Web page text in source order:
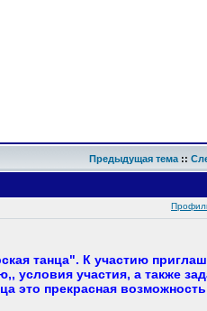
Предыдущая тема ::
танца". К участию
участия, а также
это прекрасная